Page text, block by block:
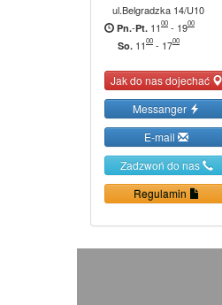
ul.Belgradzka 14/U10
Pn.-Pt. 1100 - 1900
So. 1100 - 1700
Jak do nas dojechać
Messanger
E-mail
Zadzwoń do nas
Regulamin